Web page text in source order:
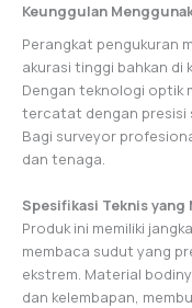
Keunggulan
Perangkat pengukuran
akurasi tinggi bahkan di
Dengan teknologi optik
tercatat dengan presisi
Bagi surveyor
dan tenaga.
Spesifikasi Teknis yang
Produk ini memiliki
membaca sudut yang
ekstrem. Material
dan kelembapan,